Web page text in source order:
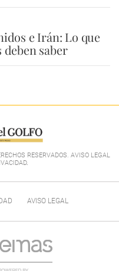
e Irán: Lo que
saber
RESERVADOS. AVISO LEGAL
.
AVISO LEGAL